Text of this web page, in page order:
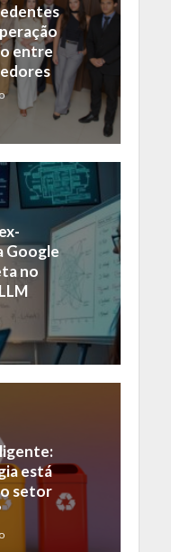
entre
Google
no
está
setor